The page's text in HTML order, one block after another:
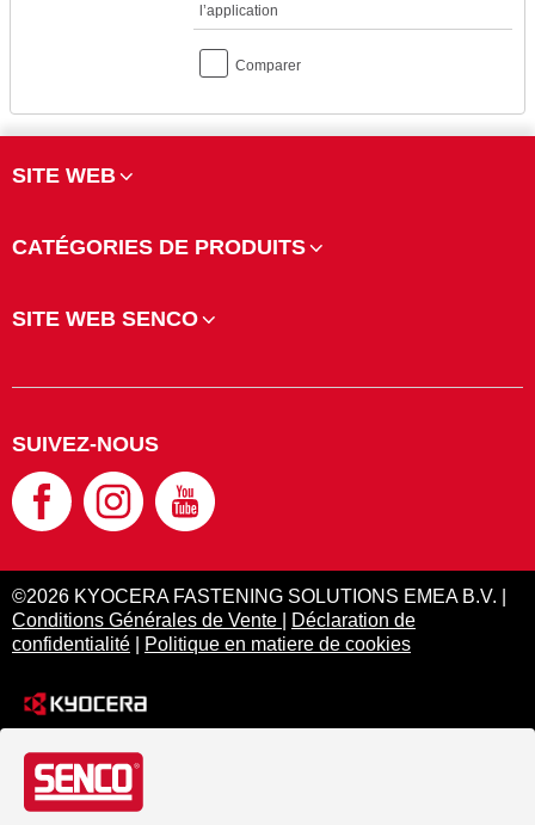
l’application
Comparer
SITE WEB
CATÉGORIES DE PRODUITS
SITE WEB SENCO
SUIVEZ-NOUS
©2026 KYOCERA FASTENING SOLUTIONS EMEA B.V. |
Conditions Générales de Vente
Déclaration de
confidentialité
Politique en matiere de cookies